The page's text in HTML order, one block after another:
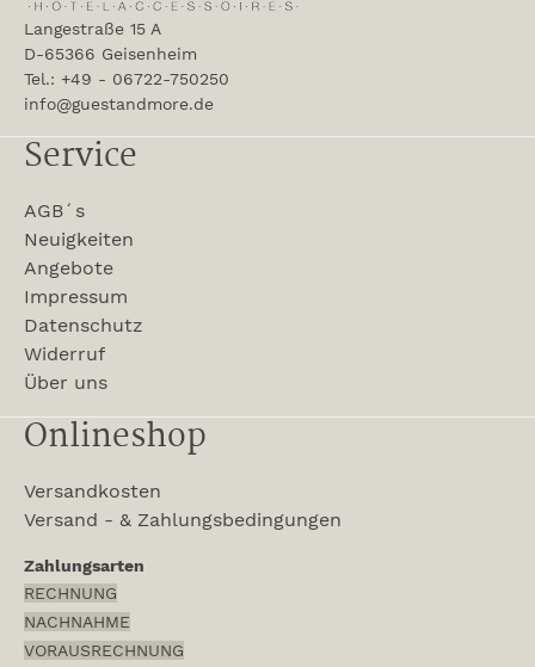
Langestraße 15 A
D-65366 Geisenheim
Tel.: +49 - 06722-750250
info@guestandmore.de
Service
AGB´s
Neuigkeiten
Angebote
Impressum
Datenschutz
Widerruf
Über uns
Onlineshop
Versandkosten
Versand - & Zahlungsbedingungen
Zahlungsarten
RECHNUNG
NACHNAHME
VORAUSRECHNUNG